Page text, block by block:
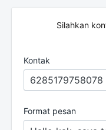
Silahkan
Kontak
Format pesan